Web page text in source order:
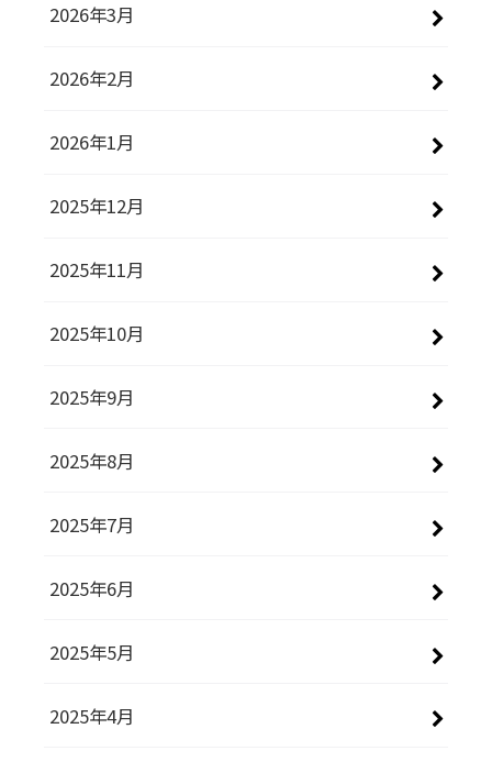
2026年3月
2026年2月
2026年1月
2025年12月
2025年11月
2025年10月
2025年9月
2025年8月
2025年7月
2025年6月
2025年5月
2025年4月